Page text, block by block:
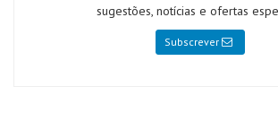
sugestões, notícias e ofertas
Subscrever